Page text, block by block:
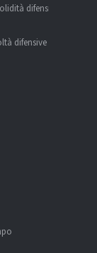
difensiva
difensive